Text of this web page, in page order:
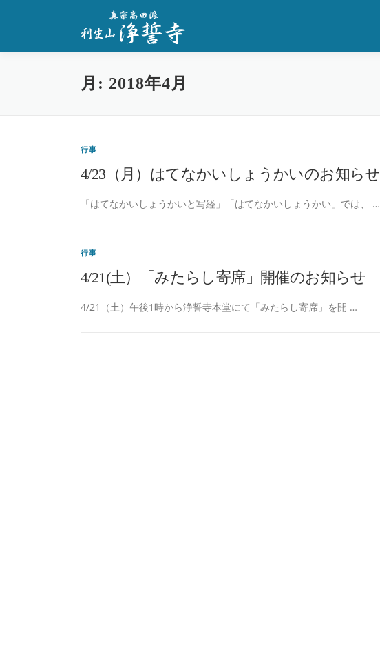
ン
月: 2018年4月
行事
4/23（月）はてなかいしょうかいのお知らせ
「はてなかいしょうかいと写経」「はてなかいしょうかい」では、 …
行事
4/21(土）「みたらし寄席」開催のお知らせ
4/21（土）午後1時から浄誓寺本堂にて「みたらし寄席」を開 …